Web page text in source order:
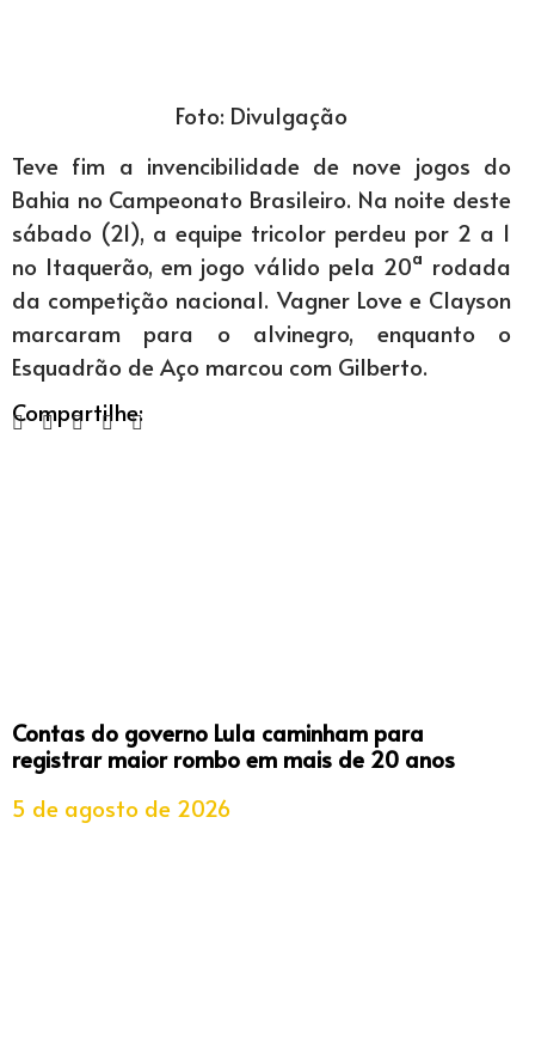
Foto: Divulgação
Teve fim a invencibilidade de nove jogos do
Bahia no Campeonato Brasileiro. Na noite deste
sábado (21), a equipe tricolor perdeu por 2 a 1
no Itaquerão, em jogo válido pela 20ª rodada
da competição nacional. Vagner Love e Clayson
marcaram para o alvinegro, enquanto o
Esquadrão de Aço marcou com Gilberto.
Compartilhe:
Contas do governo Lula caminham para
registrar maior rombo em mais de 20 anos
5 de agosto de 2026